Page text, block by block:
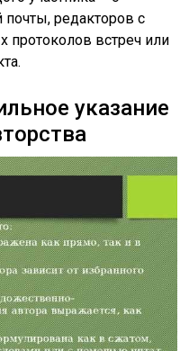
редакторов с
протоколов встреч или
указание